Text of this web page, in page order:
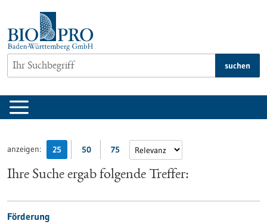
springen
suchen
anzeigen: 25 50 75
Ihre Suche ergab folgende Treffer:
Förderung